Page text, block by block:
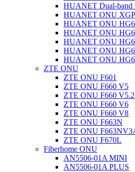
HUANET Dual-band
HUANET ONU
HUANET ONU
HUANET ONU
HUANET ONU
HUANET ONU
HUANET ONU
ZTE ONU
ZTE ONU F601
ZTE ONU F660 V5
ZTE ONU F660 V5.2
ZTE ONU F660 V6
ZTE ONU F660 V8
ZTE ONU F663N
ZTE ONU
ZTE ONU F670L
Fiberhome ONU
AN5506-01A MINI
AN5506-01A PLUS